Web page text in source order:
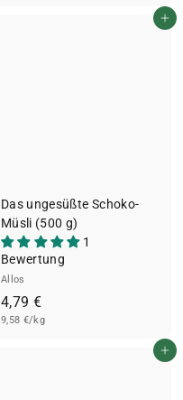
In den Einkaufswagen legen
Das ungesüßte Schoko-
Müsli (500 g)
1
Bewertung
Allos
4,79 €4
,
9,58 €/kg
In den Einkaufswagen legen